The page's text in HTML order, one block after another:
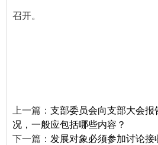
召开。
上一篇： 支部委员会向支部大会
况，一般应包括哪些内容？
下一篇： 发展对象必须参加讨论